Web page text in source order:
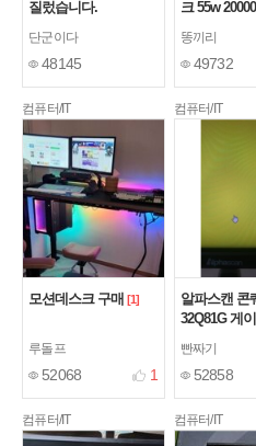
질렀습니다.
단군이다
48145
크 55w
똥끼리
49732
컴퓨터/IT
모션데스크 구매 [1]
루돌프
52068 1
컴퓨터/IT
알파스캔 콘
32Q81G 게
면
[2]
빤짜기
52858
컴퓨터/IT 컴퓨터/IT